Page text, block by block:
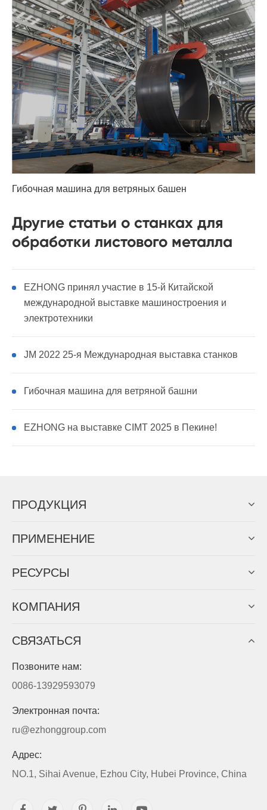
Гибочная машина для ветряных башен
Другие статьи о станках для
обработки листового металла
EZHONG принял участие в 15-й Китайской
международной выставке машиностроения и
электротехники
JM 2022 25-я Международная выставка станков
Гибочная машина для ветряной башни
EZHONG на выставке CIMT 2025 в Пекине!
ПРОДУКЦИЯ
ПРИМЕНЕНИЕ
PЕСУРСЫ
КОМПАНИЯ
СВЯЗАТЬСЯ
Позвоните нам:
0086-13929593079
Электронная почта:
ru@ezhonggroup.com
Адрес:
NO.1, Sihai Avenue, Ezhou City, Hubei Province, China